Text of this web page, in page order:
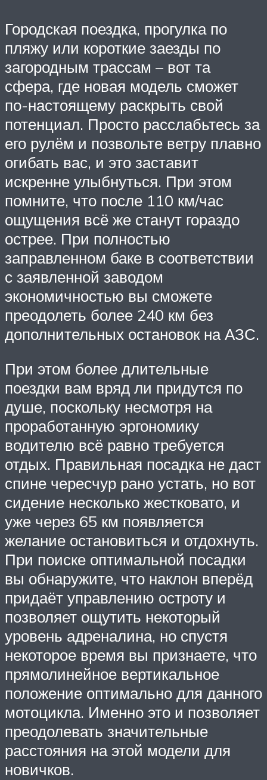
Городская поездка, прогулка по
пляжу или короткие заезды по
загородным трассам – вот та
сфера, где новая модель сможет
по-настоящему раскрыть свой
потенциал. Просто расслабьтесь за
его рулём и позвольте ветру плавно
огибать вас, и это заставит
искренне улыбнуться. При этом
помните, что после 110 км/час
ощущения всё же станут гораздо
острее. При полностью
заправленном баке в соответствии
с заявленной заводом
экономичностью вы сможете
преодолеть более 240 км без
дополнительных остановок на АЗС.
При этом более длительные
поездки вам вряд ли придутся по
душе, поскольку несмотря на
проработанную эргономику
водителю всё равно требуется
отдых. Правильная посадка не даст
спине чересчур рано устать, но вот
сидение несколько жестковато, и
уже через 65 км появляется
желание остановиться и отдохнуть.
При поиске оптимальной посадки
вы обнаружите, что наклон вперёд
придаёт управлению остроту и
позволяет ощутить некоторый
уровень адреналина, но спустя
некоторое время вы признаете, что
прямолинейное вертикальное
положение оптимально для данного
мотоцикла. Именно это и позволяет
преодолевать значительные
расстояния на этой модели для
новичков.